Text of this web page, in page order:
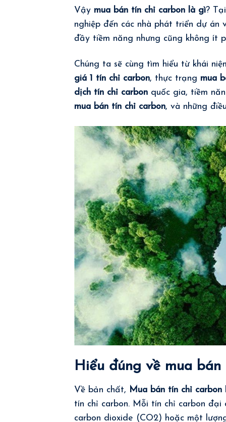
Vậy mua bán tín chỉ carbon là gì?
nghiệp đến các nhà phát triển dự
đầy tiềm năng nhưng cũng không ít
Chúng ta sẽ cùng tìm hiểu từ khái
giá 1 tín chỉ carbon, thực trạng mua
dịch tín chỉ carbon quốc gia, tiềm
mua bán tín chỉ carbon, và những
Hiểu đúng về mua
Về bản chất, Mua bán tín chỉ carbon
tín chỉ carbon. Mỗi tín chỉ carbon
carbon dioxide (CO2) hoặc một